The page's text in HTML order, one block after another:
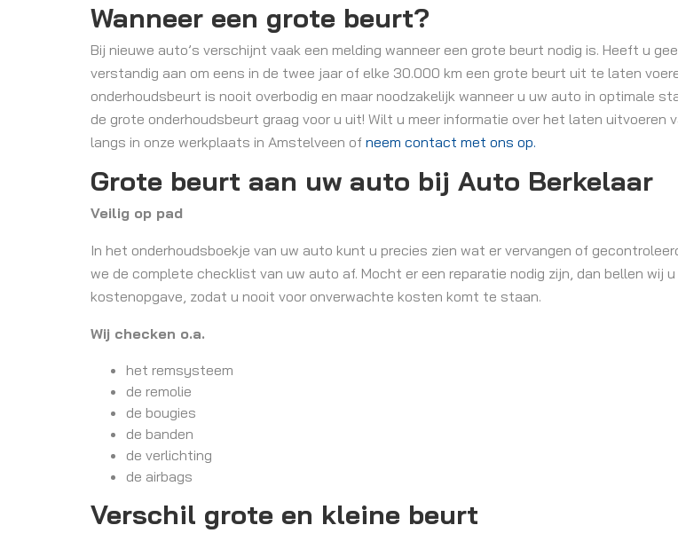
Wanneer een grote beurt?
Bij nieuwe auto’s verschijnt vaak een melding wanneer een grote beurt nodig is. Heeft u
verstandig aan om eens in de twee jaar of elke 30.000 km een grote beurt uit te laten
onderhoudsbeurt is nooit overbodig en maar noodzakelijk wanneer u uw auto in optimale
de grote onderhoudsbeurt graag voor u uit! Wilt u meer informatie over het laten uitvoeren
langs in onze werkplaats in Amstelveen of neem contact met ons op.
Grote beurt aan uw auto bij Auto Berkelaar
Veilig op pad
In het onderhoudsboekje van uw auto kunt u precies zien wat er vervangen of
we de complete checklist van uw auto af. Mocht er een reparatie nodig zijn, dan bellen wij
kostenopgave, zodat u nooit voor onverwachte kosten komt te staan.
Wij checken o.a.
het remsysteem
de remolie
de bougies
de banden
de verlichting
de airbags
Verschil grote en kleine beurt